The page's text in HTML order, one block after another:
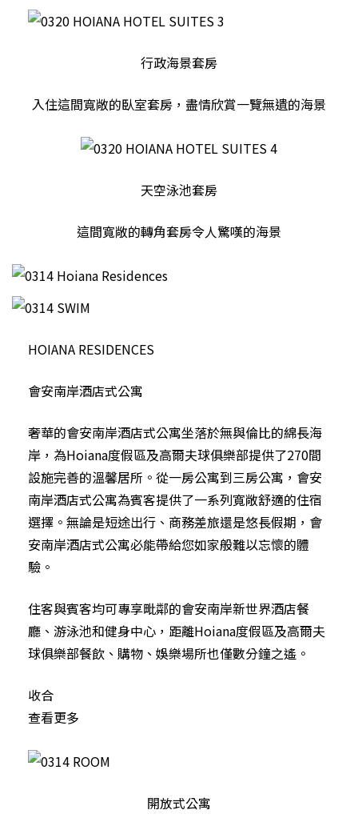
行政海景套房
入住這間寬敞的臥室套房，盡情欣賞一覽無遺的海景
天空泳池套房
這間寬敞的轉角套房令人驚嘆的海景
HOIANA RESIDENCES
會安南岸酒店式公寓
奢華的會安南岸酒店式公寓坐落於無與倫比的綿長海
岸，為Hoiana度假區及高爾夫球俱樂部提供了270間
設施完善的溫馨居所。從一房公寓到三房公寓，會安
南岸酒店式公寓為賓客提供了一系列寬敞舒適的住宿
選擇。無論是短途出行、商務差旅還是悠長假期，會
安南岸酒店式公寓必能帶給您如家般難以忘懷的體
驗。
住客與賓客均可專享毗鄰的會安南岸新世界酒店餐
廳、游泳池和健身中心，距離Hoiana度假區及高爾夫
球俱樂部餐飲、購物、娛樂場所也僅數分鐘之遙。
收合
查看更多
開放式公寓